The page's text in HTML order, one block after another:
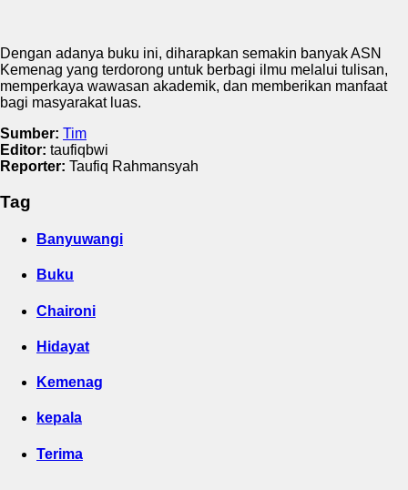
Dengan adanya buku ini, diharapkan semakin banyak ASN
Kemenag yang terdorong untuk berbagi ilmu melalui tulisan,
memperkaya wawasan akademik, dan memberikan manfaat
bagi masyarakat luas.
Sumber: Tim
Editor: taufiqbwi
Reporter: Taufiq Rahmansyah
Tag
Banyuwangi
Buku
Chaironi
Hidayat
Kemenag
kepala
Terima